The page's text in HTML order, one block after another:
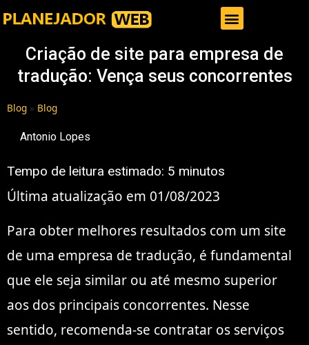
Criação de site para empresa de
tradução: Vença seus concorrentes
Blog » Blog
Antonio Lopes
Tempo de leitura estimado: 5 minutos
Última atualização em 01/08/2023
Para obter melhores resultados com um site
de uma empresa de tradução, é fundamental
que ele seja similar ou até mesmo superior
aos dos principais concorrentes. Nesse
sentido, recomenda-se contratar os serviços